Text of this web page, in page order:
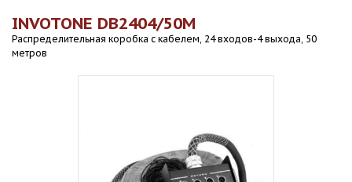
INVOTONE DB2404/50M
Распределительная коробка с кабелем, 24 входов-4 выхода, 50
метров